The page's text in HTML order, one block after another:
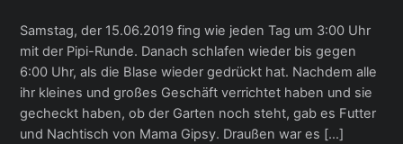
Samstag, der 15.06.2019 fing wie jeden Tag um 3:00 Uhr
mit der Pipi-Runde. Danach schlafen wieder bis gegen
6:00 Uhr, als die Blase wieder gedrückt hat. Nachdem alle
ihr kleines und großes Geschäft verrichtet haben und sie
gecheckt haben, ob der Garten noch steht, gab es Futter
und Nachtisch von Mama Gipsy. Draußen war es […]